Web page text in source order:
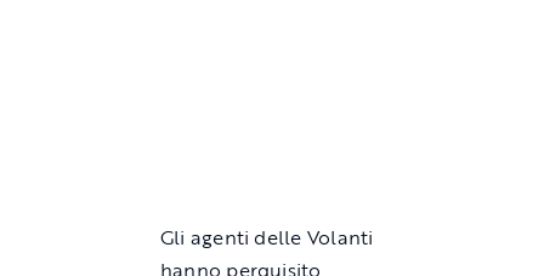
Gli agenti delle Volanti
hanno perquisito